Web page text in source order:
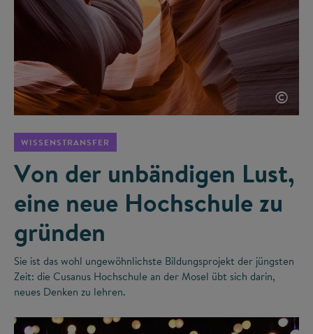
©
WISSENSTRANSFER
Von der unbändigen Lust,
eine neue Hochschule zu
gründen
Sie ist das wohl ungewöhnlichste Bildungsprojekt der jüngsten
Zeit: die Cusanus Hochschule an der Mosel übt sich darin,
neues Denken zu lehren.